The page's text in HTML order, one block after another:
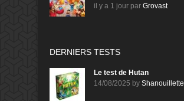
il y a 1 jour par Grovast
DERNIERS TESTS
Le test de Hutan
14/08/2025 by Shanouillette